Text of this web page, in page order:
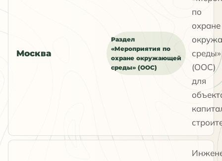
Москва
Раздел
«Мероприятия по
охране окружающей
среды» (ООС)
по
охране
среды»
(ООС)
для